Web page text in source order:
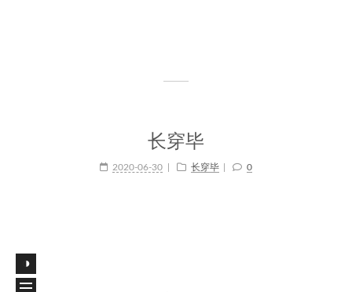
◑
长穿毕
2020-06-30 长穿毕 0